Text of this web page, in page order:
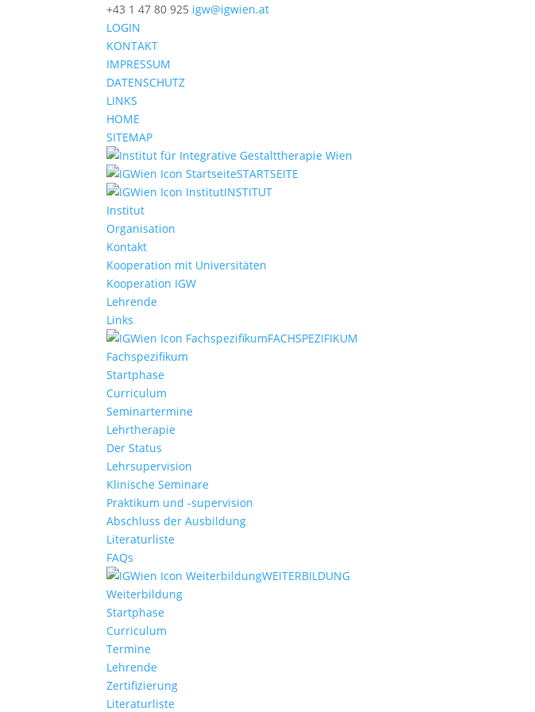
+43 1 47 80 925 igw@igwien.at
LOGIN
KONTAKT
IMPRESSUM
DATENSCHUTZ
LINKS
HOME
SITEMAP
STARTSEITE
INSTITUT
Institut
Organisation
Kontakt
Kooperation mit Universitäten
Kooperation IGW
Lehrende
Links
FACHSPEZIFIKUM
Fachspezifikum
Startphase
Curriculum
Seminartermine
Lehrtherapie
Der Status
Lehrsupervision
Klinische Seminare
Praktikum und -supervision
Abschluss der Ausbildung
Literaturliste
FAQs
WEITERBILDUNG
Weiterbildung
Startphase
Curriculum
Termine
Lehrende
Zertifizierung
Literaturliste